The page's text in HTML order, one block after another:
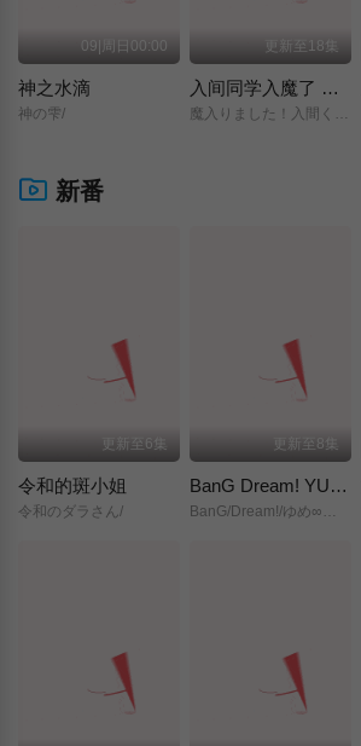
09|周日00:00
神之水滴
神の雫/
更新至18集
入间同学入魔了 第四季
魔入りました！入間くん/第4シリーズ/
新番
更新至6集
令和的斑小姐
令和のダラさん/
更新至8集
BanG Dream! YUME∞MITA